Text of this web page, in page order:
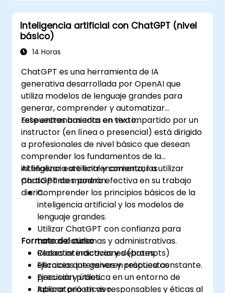
Inteligencia artificial con ChatGPT (nivel
básico)
14 Horas
ChatGPT es una herramienta de IA
generativa desarrollada por OpenAI que
utiliza modelos de lenguaje grandes para
generar, comprender y automatizar
respuestas basadas en texto.
Este entrenamiento en vivo impartido por un
instructor (en línea o presencial) está dirigido
a profesionales de nivel básico que desean
comprender los fundamentos de la
inteligencia artificial y comenzar a utilizar
ChatGPT de manera efectiva en su trabajo
diario.
Al finalizar este entrenamiento, los
participantes podrán:
Comprender los principios básicos de la
inteligencia artificial y los modelos de
lenguaje grandes.
Utilizar ChatGPT con confianza para
tareas cotidianas y administrativas.
Redactar indicaciones (prompts)
eficaces que generen respuestas
precisas y útiles.
Aplicar prácticas responsables y éticas al
Formato del curso
Clases interactivas y debates.
Ejercicios intensivos y práctica constante.
Ejecución práctica en un entorno de
laboratorio en vivo.